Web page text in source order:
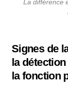
La différence
Signes de
la
la fonction